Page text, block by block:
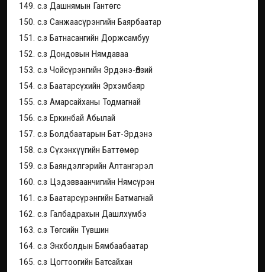
149. с.з Дашнямын Гантөгс
150. с.з Санжаасүрэнгийн Баярбаатар
151. с.з Батнасангийн Доржсамбуу
152. с.з Дондовын Нямдаваа
153. с.з Чойсүрэнгийн Эрдэнэ-Өлзий
154. с.з Баатарсүхийн Эрхэмбаяр
155. с.з Амарсайханы Тодмагнай
156. с.з Еркинбай Абылай
157. с.з Болдбаатарын Бат-Эрдэнэ
158. с.з Сүхэнхүүгийн Баттөмөр
159. с.з Баяндэлгэрийн Алтангэрэл
160. с.з Цэдэвваанчигийн Нямсүрэн
161. с.з Баатарсүрэнгийн Батмагнай
162. с.з Галбадрахын Дашлхүмбэ
163. с.з Төгсийн Түвшин
164. с.з Энхболдын Бямбаабаатар
165. с.з Цогтоогийн Батсайхан